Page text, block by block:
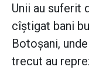
Unii au suferit
cîştigat bani
Botoşani,
trecut au